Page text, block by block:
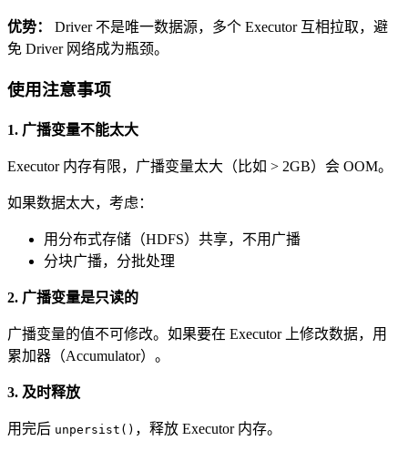
优势：
Driver 不是唯一数据源，多个 Executor 互相拉取，避
免 Driver 网络成为瓶颈。
使用注意事项
1. 广播变量不能太大
Executor 内存有限，广播变量太大（比如 > 2GB）会 OOM。
如果数据太大，考虑：
用分布式存储（HDFS）共享，不用广播
分块广播，分批处理
2. 广播变量是只读的
广播变量的值不可修改。如果要在 Executor 上修改数据，用
累加器（Accumulator）。
3. 及时释放
用完后 unpersist() ，释放 Executor 内存。